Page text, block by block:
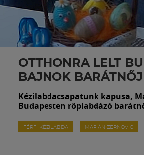
OTTHONRA LELT
BAJNOK
Kézilabdacsapatunk kapusa,
Budapesten röplabdázó
FÉRFI KÉZILABDA MARIÁN ZERNOVIC